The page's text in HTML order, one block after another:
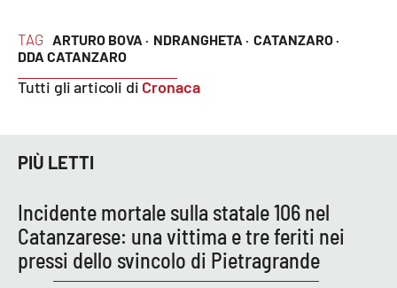
Economia e Lavoro
Sanità
Sport
TAG ARTURO BOVA · NDRANGHETA · CATANZARO ·
DDA CATANZARO
Tutti gli articoli di Cronaca
PIÙ LETTI
Incidente mortale sulla statale 106 nel
Catanzarese: una vittima e tre feriti nei
pressi dello svincolo di Pietragrande